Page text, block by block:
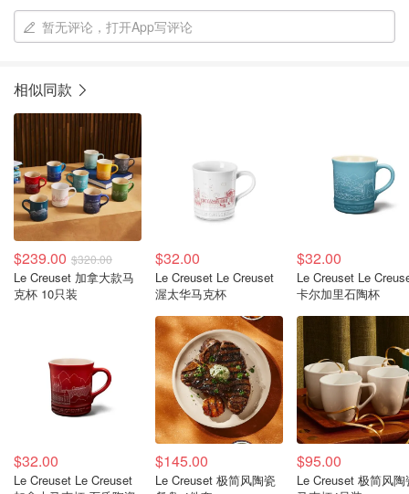
暂无评论，打开App写评论
相似同款
$239.00 $320.00
Le Creuset 加拿大款马
克杯 10只装
$32.00
Le Creuset Le Creuset
渥太华马克杯
$32.00
Le Creuset Le
卡尔加里石陶杯
$32.00
Le Creuset Le Creuset
$145.00
Le Creuset 极简风陶瓷
$95.00
Le Creuset 极简风陶